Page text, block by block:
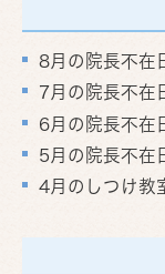
8月の院長不在
7月の院長不在
6月の院長不在
5月の院長不在
4月のしつけ教